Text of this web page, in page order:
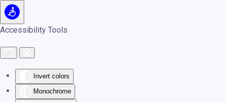
Accessibility Tools
Invert colors
Monochrome
Skip to main content